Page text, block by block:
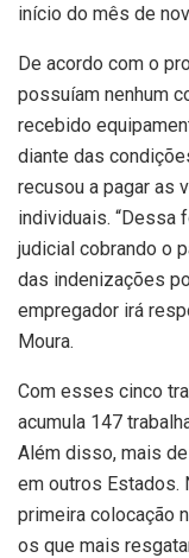
início do mês de
De acordo com o
possuíam nenhum
recebido
diante das
recusou a pagar as
individuais. “Dessa
judicial cobrando o
das indenizações
empregador irá
Moura.
Com esses cinco
acumula 147
Além disso, mais
em outros Estados.
primeira colocação
os que mais